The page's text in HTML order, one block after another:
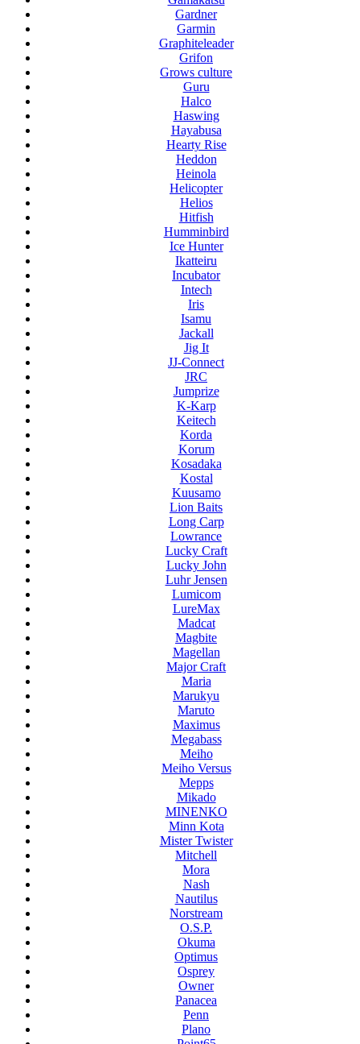
Gardner
Garmin
Graphiteleader
Grifon
Grows culture
Guru
Halco
Haswing
Hayabusa
Hearty Rise
Heddon
Heinola
Helicopter
Helios
Hitfish
Humminbird
Ice Hunter
Ikatteiru
Incubator
Intech
Iris
Isamu
Jackall
Jig It
JJ-Connect
JRC
Jumprize
K-Karp
Keitech
Korda
Korum
Kosadaka
Kostal
Kuusamo
Lion Baits
Long Carp
Lowrance
Lucky Craft
Lucky John
Luhr Jensen
Lumicom
LureMax
Madcat
Magbite
Magellan
Major Craft
Maria
Marukyu
Maruto
Maximus
Megabass
Meiho
Meiho Versus
Mepps
Mikado
MINENKO
Minn Kota
Mister Twister
Mitchell
Mora
Nash
Nautilus
Norstream
O.S.P.
Okuma
Optimus
Osprey
Owner
Panacea
Penn
Plano